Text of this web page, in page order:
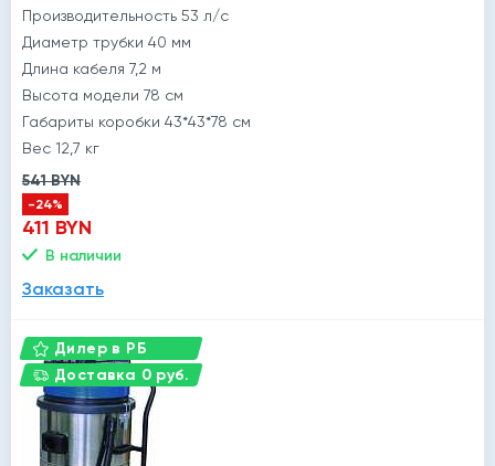
Производительность 53 л/с
Диаметр трубки 40 мм
Длина кабеля 7,2 м
Высота модели 78 см
Габариты коробки 43*43*78 см
Вес 12,7 кг
541 BYN
-24%
411 BYN
В наличии
Заказать
Дилер в РБ
Доставка 0 руб.